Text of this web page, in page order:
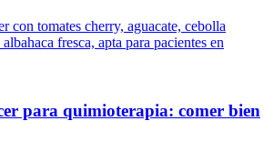
para quimioterapia: comer bien